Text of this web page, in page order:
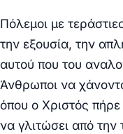
Πόλεμοι με
την εξουσία, την
αυτού που του
Άνθρωποι να
όπου ο Χριστός
να γλιτώσει από